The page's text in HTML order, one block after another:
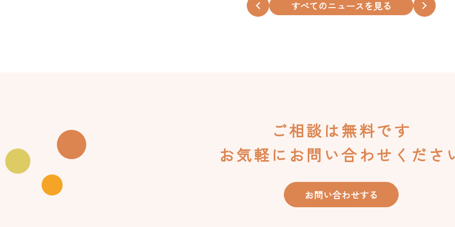
すべてのニュースを見る
ご相談は無料です
お気軽にお問い合わせくださ
お問い合わせする